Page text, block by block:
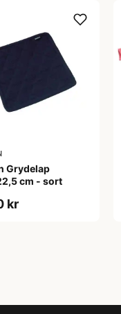
Grydelap
cm - sort
kr